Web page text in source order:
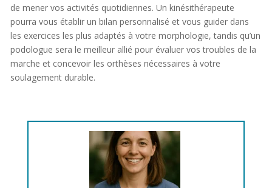
de mener vos activités quotidiennes. Un kinésithérapeute
pourra vous établir un bilan personnalisé et vous guider dans
les exercices les plus adaptés à votre morphologie, tandis qu’un
podologue sera le meilleur allié pour évaluer vos troubles de la
marche et concevoir les orthèses nécessaires à votre
soulagement durable.